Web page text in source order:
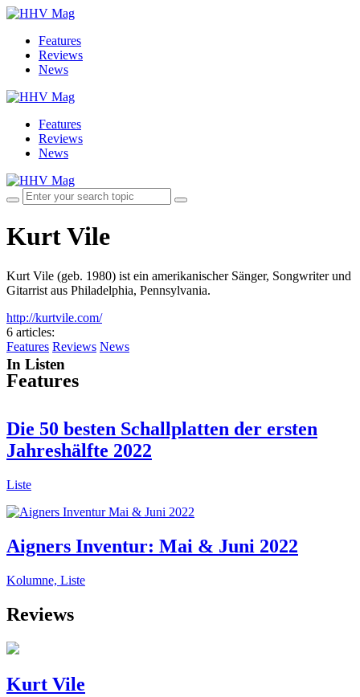
Features
Reviews
News
Features
Reviews
News
Kurt Vile
Kurt Vile (geb. 1980) ist ein amerikanischer Sänger, Songwriter und
Gitarrist aus Philadelphia, Pennsylvania.
http://kurtvile.com/
6 articles:
Features Reviews News
Features
In Listen
Die 50 besten Schallplatten der ersten
Jahreshälfte 2022
Liste
Aigners Inventur: Mai & Juni 2022
Kolumne, Liste
Reviews
Kurt Vile